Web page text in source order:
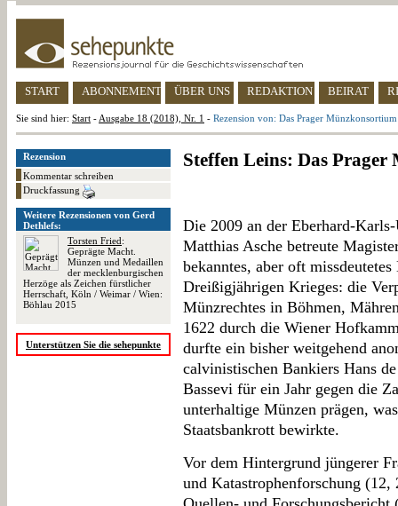
START ABONNEMENT ÜBER UNS REDAKTION BEIRAT
Sie sind hier: Start - Ausgabe 18 (2018), Nr. 1 - Rezension von: Das Prager
Rezension
Kommentar schreiben
Druckfassung
Weitere Rezensionen von Gerd
Dethlefs:
Torsten Fried:
Geprägte Macht.
Münzen und Medaillen
der mecklenburgischen
Herzöge als Zeichen fürstlicher
Herrschaft, Köln / Weimar / Wien:
Böhlau 2015
Unterstützen Sie die sehepunkte
Steffen Leins: Das
Die 2009 an der Eberhard-
Matthias Asche betreute
bekanntes, aber oft
Dreißigjährigen Krieges: die
Münzrechtes in Böhmen,
1622 durch die Wiener
durfte ein bisher weitgehend
calvinistischen Bankiers Hans
Bassevi für ein Jahr gegen die
unterhaltige Münzen prägen,
Staatsbankrott bewirkte.
Vor dem Hintergrund jüngerer
und Katastrophenforschung (12,